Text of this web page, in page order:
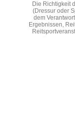
Die Richtigkeit
(Dressur oder
dem
Ergebnissen,